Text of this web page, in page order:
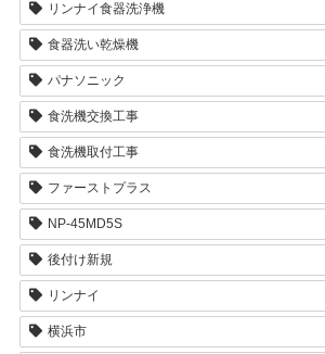
リンナイ食器洗浄機
食器洗い乾燥機
パナソニック
食洗機交換工事
食洗機取付工事
ファーストプラス
NP-45MD5S
後付け新規
リンナイ
横浜市